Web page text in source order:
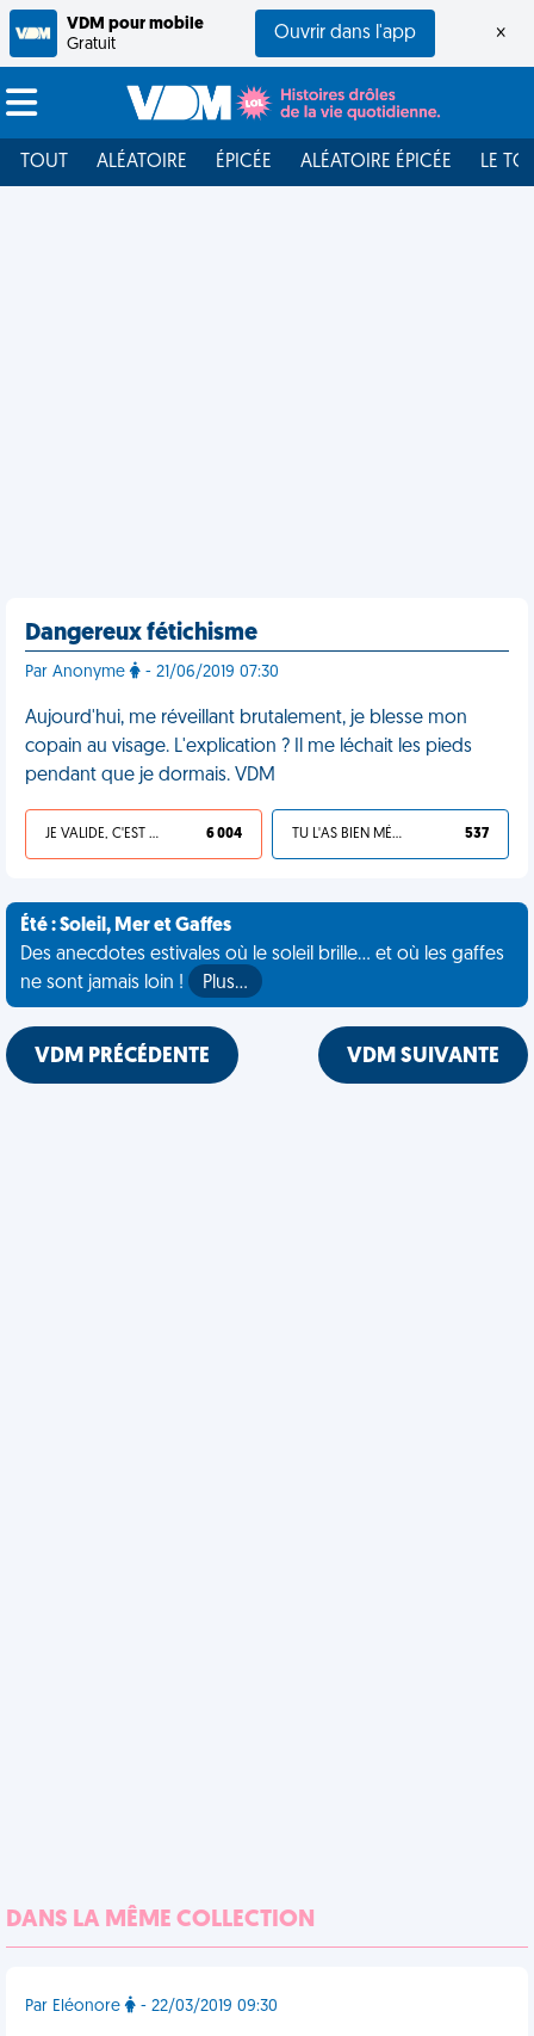
VDM pour mobile
Gratuit
Ouvrir dans l'app ×
TOUT ALÉATOIRE ÉPICÉE ALÉATOIRE ÉPICÉE LE
Dangereux fétichisme
Par Anonyme - 21/06/2019 07:30
Aujourd'hui, me réveillant brutalement, je blesse mon
copain au visage. L'explication ? Il me léchait les pieds
pendant que je dormais. VDM
JE VALIDE, C'EST UNE VDM 6 004 TU L'AS BIEN MÉRITÉ 537
Été : Soleil, Mer et Gaffes
Des anecdotes estivales où le soleil brille... et où les gaffes
ne sont jamais loin !
Plus…
VDM PRÉCÉDENTE VDM SUIVANTE
DANS LA MÊME COLLECTION
Par Eléonore - 22/03/2019 09:30